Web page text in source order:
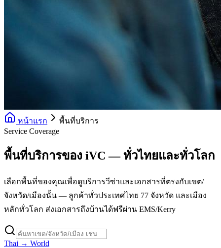
หน้าแรก
พื้นที่บริการ
Service Coverage
พื้นที่บริการของ iVC — ทั่วไทยและทั่วโลก
เลือกพื้นที่ของคุณเพื่อดูบริการวีซ่าและเอกสารที่ตรงกับเขต/
จังหวัด/เมืองนั้น — ลูกค้าทั่วประเทศไทย 77 จังหวัด และเมือง
หลักทั่วโลก ส่งเอกสารถึงบ้านได้ฟรีผ่าน EMS/Kerry
Thai → World